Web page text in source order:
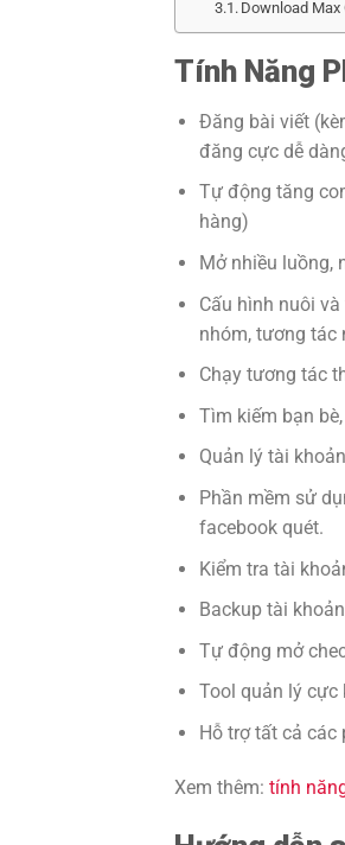
Download
Tính Năng
Đăng bài viết
đăng cực dễ
Tự động tăng
hàng)
Mở nhiều luồng,
Cấu hình nuôi
nhóm, tương tác
Chạy tương tác
Tìm kiếm bạn
Quản lý tài
Phần mềm sử
facebook quét.
Kiểm tra tài
Backup tài
Tự động mở
Tool quản lý cực
Hỗ trợ tất cả các
Xem thêm: tính